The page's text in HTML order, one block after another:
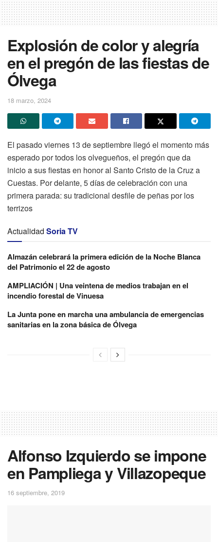
Explosión de color y alegría
en el pregón de las fiestas de
Ólvega
18 marzo, 2024
El pasado viernes 13 de septiembre llegó el momento más
esperado por todos los olvegueños, el pregón que da
inicio a sus fiestas en honor al Santo Cristo de la Cruz a
Cuestas. Por delante, 5 días de celebración con una
primera parada: su tradicional desfile de peñas por los
terrizos
Actualidad Soria TV
Almazán celebrará la primera edición de la Noche Blanca
del Patrimonio el 22 de agosto
AMPLIACIÓN | Una veintena de medios trabajan en el
incendio forestal de Vinuesa
La Junta pone en marcha una ambulancia de emergencias
sanitarias en la zona básica de Ólvega
Alfonso Izquierdo se impone
en Pampliega y Villazopeque
16 septiembre, 2019